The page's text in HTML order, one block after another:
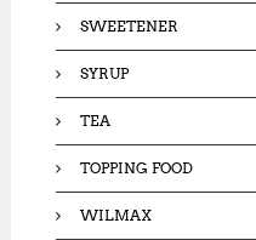
SWEETENER
SYRUP
TEA
TOPPING FOOD
WILMAX